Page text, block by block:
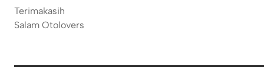
Terimakasih
Salam Otolovers